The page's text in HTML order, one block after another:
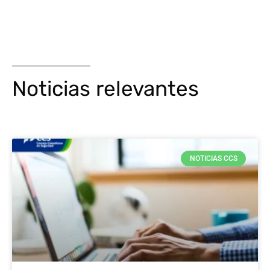
Noticias relevantes
NOTICIAS CCS